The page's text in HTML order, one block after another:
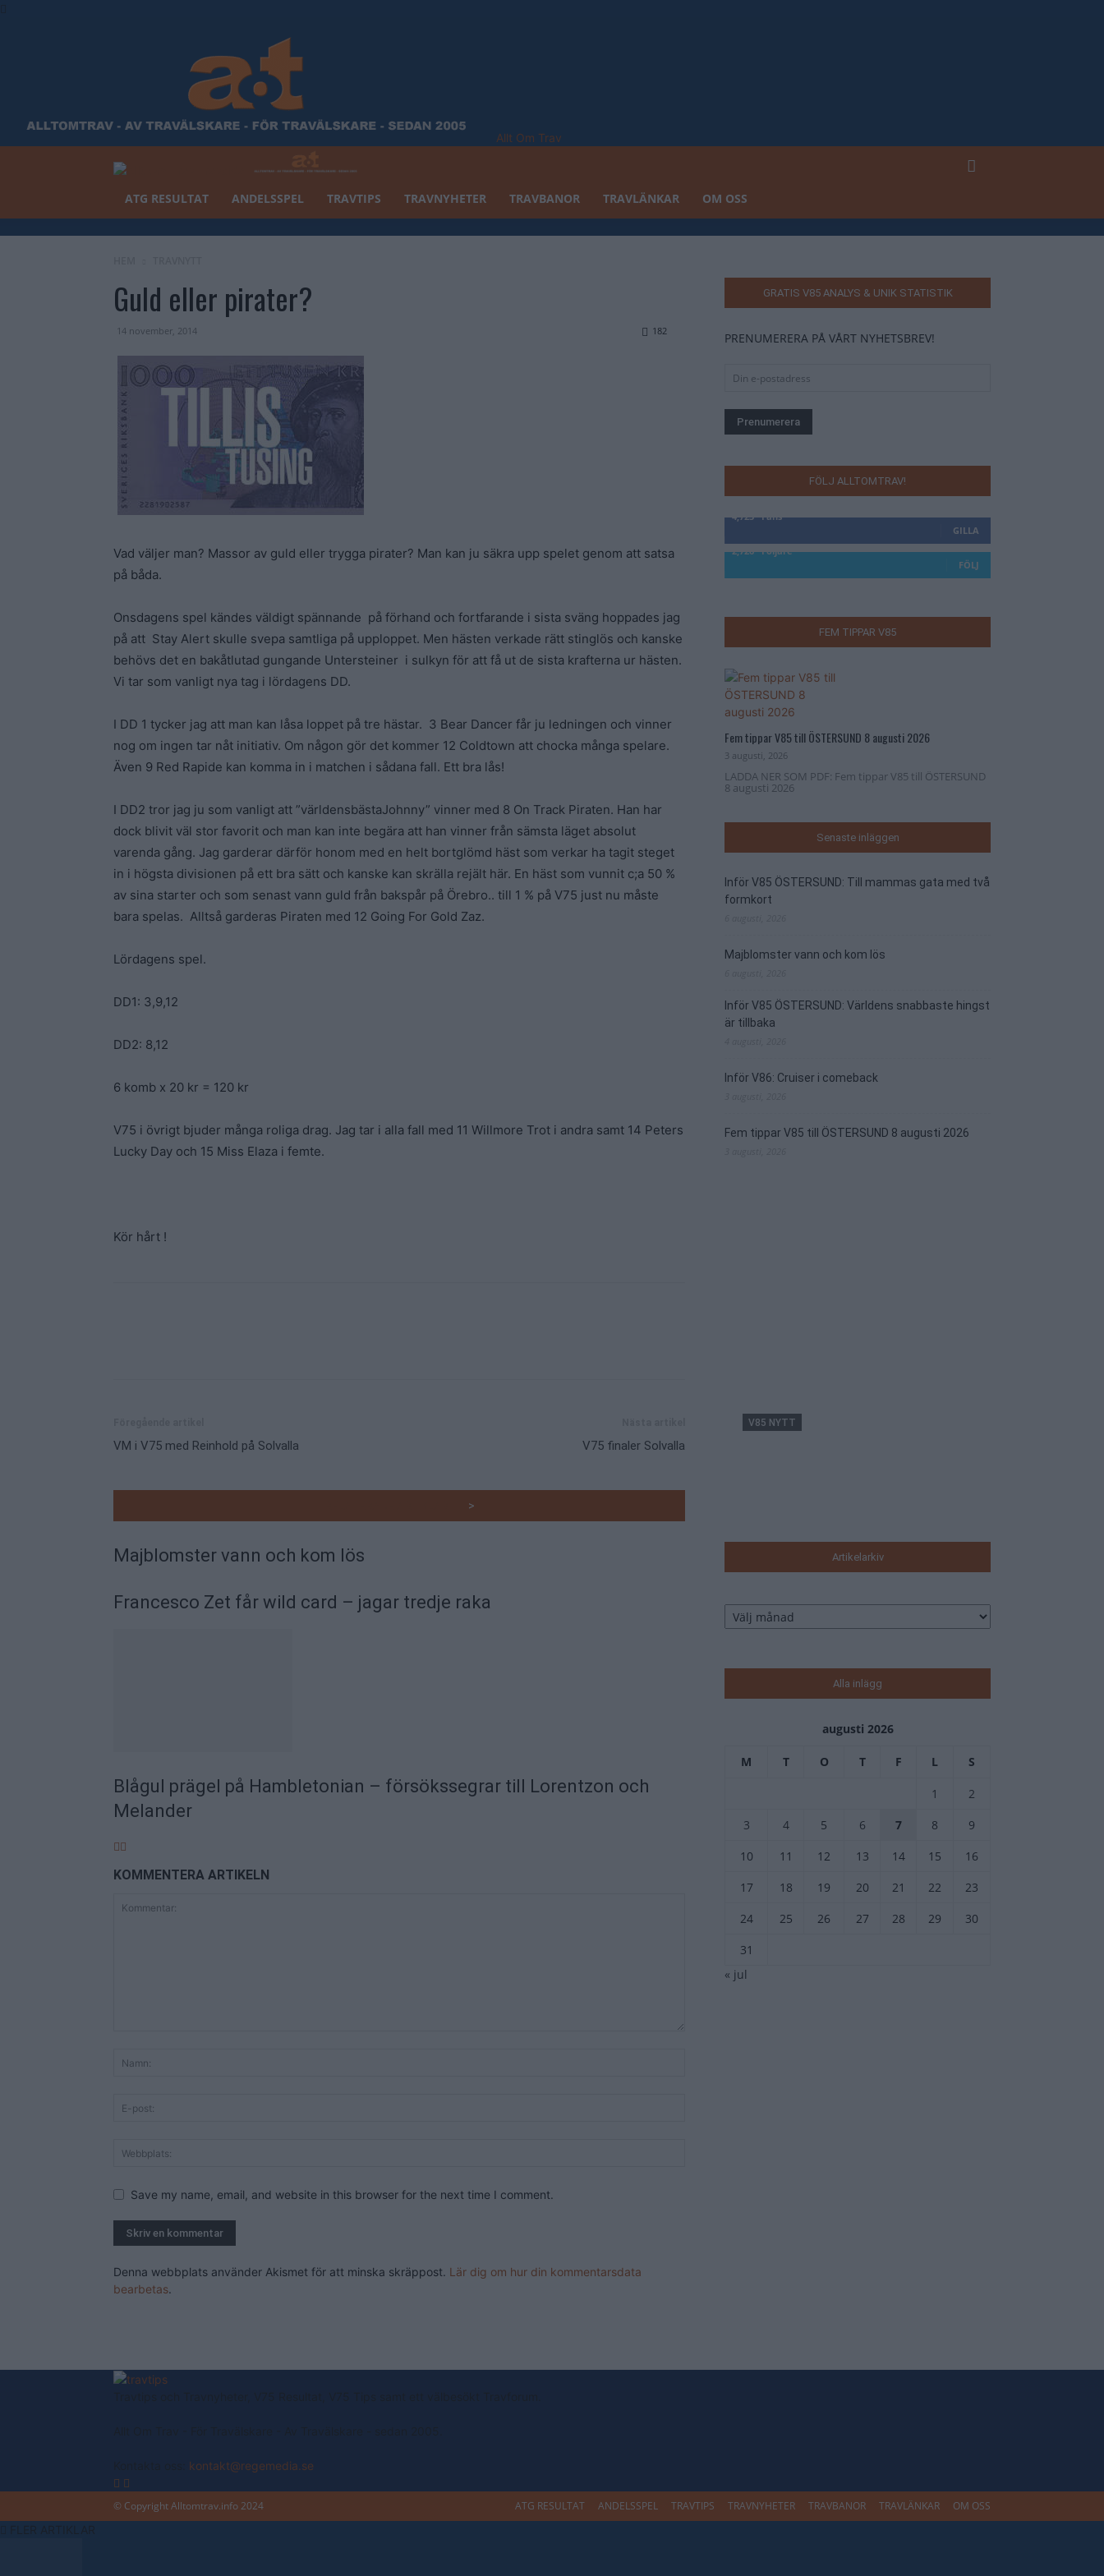
Allt Om Trav
ATG RESULTAT ANDELSSPEL TRAVTIPS TRAVNYHETER TRAVBANOR TRAVLÄNKAR OM OSS
Guld eller pirater?
14 november, 2014 182
Vad väljer man? Massor av guld eller trygga pirater? Man kan ju säkra upp spelet genom att satsa
på båda.
Onsdagens spel kändes väldigt spännande på förhand och fortfarande i sista sväng hoppades jag
på att Stay Alert skulle svepa samtliga på upploppet. Men hästen verkade rätt stinglös och kanske
behövs det en bakåtlutad gungande Untersteiner i sulkyn för att få ut de sista krafterna ur hästen.
Vi tar som vanligt nya tag i lördagens DD.
I DD 1 tycker jag att man kan låsa loppet på tre hästar. 3 Bear Dancer får ju ledningen och vinner
nog om ingen tar nåt initiativ. Om någon gör det kommer 12 Coldtown att chocka många spelare.
Även 9 Red Rapide kan komma in i matchen i sådana fall. Ett bra lås!
I DD2 tror jag ju som vanligt att ”världensbästaJohnny” vinner med 8 On Track Piraten. Han har
dock blivit väl stor favorit och man kan inte begära att han vinner från sämsta läget absolut
varenda gång. Jag garderar därför honom med en helt bortglömd häst som verkar ha tagit steget
in i högsta divisionen på ett bra sätt och kanske kan skrälla rejält här. En häst som vunnit c;a 50 %
av sina starter och som senast vann guld från bakspår på Örebro.. till 1 % på V75 just nu måste
bara spelas. Alltså garderas Piraten med 12 Going For Gold Zaz.
Lördagens spel.
DD1: 3,9,12
DD2: 8,12
6 komb x 20 kr = 120 kr
V75 i övrigt bjuder många roliga drag. Jag tar i alla fall med 11 Willmore Trot i andra samt 14 Peters
Lucky Day och 15 Miss Elaza i femte.
Kör hårt !
VM i V75 med Reinhold på Solvalla V75 finaler Solvalla
>
Majblomster vann och kom lös
Francesco Zet får wild card – jagar tredje raka
Blågul prägel på Hambletonian – försökssegrar till Lorentzon och
Melander
KOMMENTERA ARTIKELN
Save my name, email, and website in this browser for the next time I comment.
Denna webbplats använder Akismet för att minska skräppost. Lär dig om hur din kommentarsdata
bearbetas.
GRATIS V85 ANALYS & UNIK STATISTIK
PRENUMERERA PÅ VÅRT NYHETSBREV!
FÖLJ ALLTOMTRAV!
4,723 Fans
GILLA
2,726 Följare
FÖLJ
FEM TIPPAR V85
Fem tippar V85 till ÖSTERSUND 8 augusti 2026
3 augusti, 2026
LADDA NER SOM PDF: Fem tippar V85 till ÖSTERSUND
8 augusti 2026
Senaste inläggen
Inför V85 ÖSTERSUND: Till mammas gata med två
formkort
Majblomster vann och kom lös
Inför V85 ÖSTERSUND: Världens snabbaste hingst
är tillbaka
Inför V86: Cruiser i comeback
Fem tippar V85 till ÖSTERSUND 8 augusti 2026
V85 NYTT
Artikelarkiv
Artikelarkiv
Alla inlägg
augusti 2026
M T O T F L S
1
2
3
4 5 6 7 8
9
10
11 12 13 14 15
16
17
18 19 20 21 22
23
24
25 26 27 28 29
30
31
« jul
kontakt@regemedia.se
ATG RESULTAT ANDELSSPEL TRAVTIPS TRAVNYHETER TRAVBANOR TRAVLÄNKAR OM OSS
© Copyright Alltomtrav.info 2024